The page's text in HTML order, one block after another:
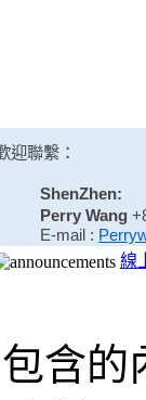
迎聯繫：
ShenZhen:
Perry Wang
E-mail :
線
含